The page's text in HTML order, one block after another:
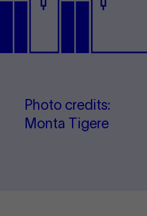
Photo credits:
Monta Tigere